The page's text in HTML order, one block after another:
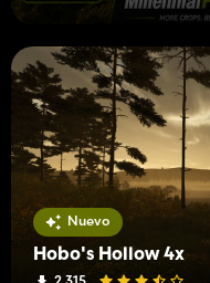
Nuevo
Hobo's Hollow 4x